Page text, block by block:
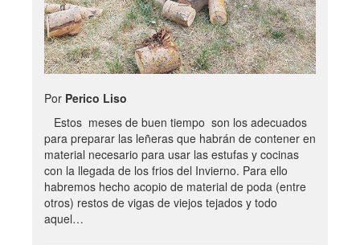
Por Perico Liso
Estos meses de buen tiempo son los adecuados
para preparar las leñeras que habrán de contener en
material necesario para usar las estufas y cocinas
con la llegada de los frios del Invierno. Para ello
habremos hecho acopio de material de poda (entre
otros) restos de vigas de viejos tejados y todo
aquel…